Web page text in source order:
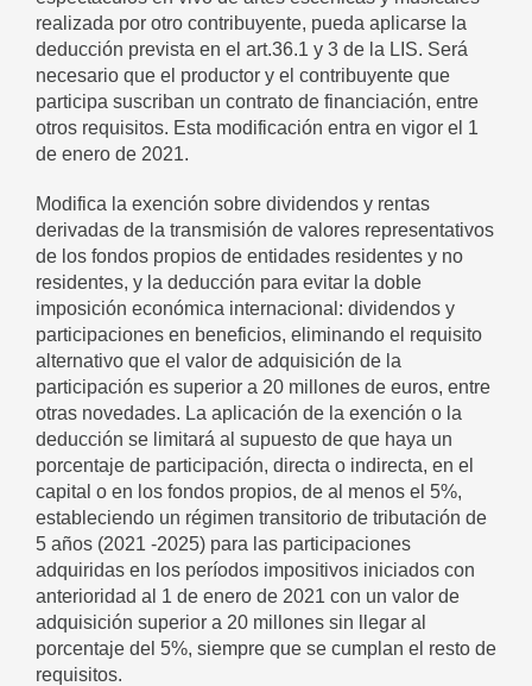
realizada por otro contribuyente, pueda aplicarse la
deducción prevista en el art.36.1 y 3 de la LIS. Será
necesario que el productor y el contribuyente que
participa suscriban un contrato de financiación, entre
otros requisitos. Esta modificación entra en vigor el 1
de enero de 2021.
Modifica la exención sobre dividendos y rentas
derivadas de la transmisión de valores representativos
de los fondos propios de entidades residentes y no
residentes, y la deducción para evitar la doble
imposición económica internacional: dividendos y
participaciones en beneficios, eliminando el requisito
alternativo que el valor de adquisición de la
participación es superior a 20 millones de euros, entre
otras novedades. La aplicación de la exención o la
deducción se limitará al supuesto de que haya un
porcentaje de participación, directa o indirecta, en el
capital o en los fondos propios, de al menos el 5%,
estableciendo un régimen transitorio de tributación de
5 años (2021 -2025) para las participaciones
adquiridas en los períodos impositivos iniciados con
anterioridad al 1 de enero de 2021 con un valor de
adquisición superior a 20 millones sin llegar al
porcentaje del 5%, siempre que se cumplan el resto de
requisitos.